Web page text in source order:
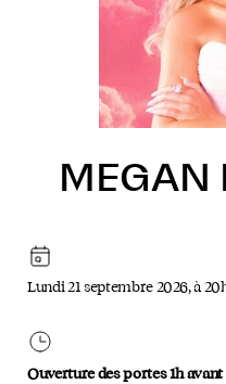
MEGAN
Lundi 21 septembre 2026, à
Ouverture des portes 1h avant